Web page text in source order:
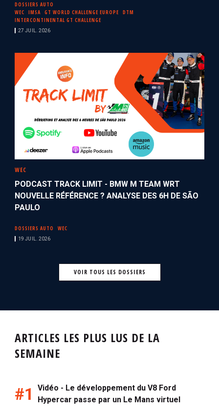
DOSSIERS AUTO
WEC
IMSA GT WORLD CHALLENGE EUROPE
DTM
INTERCONTINENTAL GT CHALLENGE
27 JUIL. 2026
WEC
PODCAST TRACK LIMIT - BMW M TEAM WRT
NOUVELLE RÉFÉRENCE ? ANALYSE DES 6H DE SÃO
PAULO
DOSSIERS AUTO WEC
19 JUIL. 2026
VOIR TOUS LES DOSSIERS
ARTICLES LES PLUS LUS DE LA
SEMAINE
Vidéo - Le développement du V8 Ford
Hypercar passe par un Le Mans virtuel